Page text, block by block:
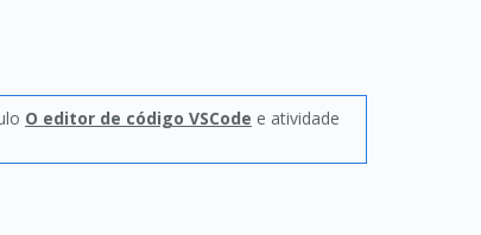
O editor de código VSCode e atividade